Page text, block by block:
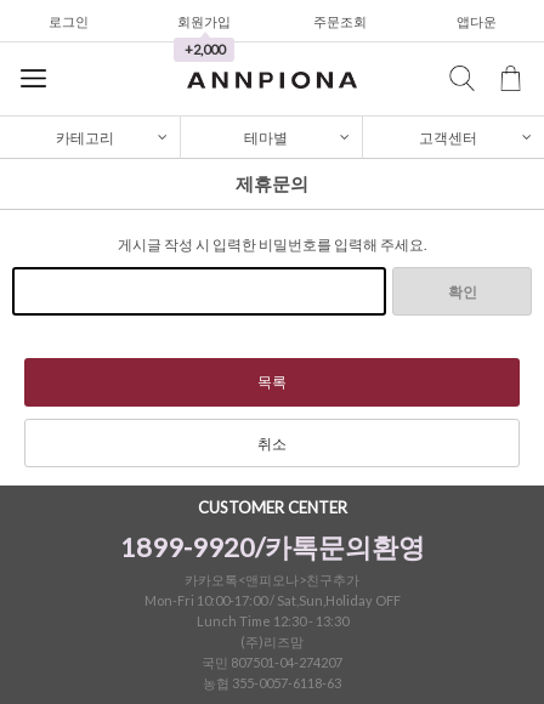
로그인
회원가입
+2,000
주문조회 앱다운
와이드팬츠
한정세일
셔츠&블라우스
가디건/니트
와이드팬츠
가디건/니트
와이드팬츠
한정세일
카테고리 테마별 고객센터
제휴문의
게시글 작성 시 입력한 비밀번호를 입력해 주세요.
확인
목록
취소
CUSTOMER CENTER
1899-9920/카톡문의환영
카카오톡<앤피오나>친구추가
Mon-Fri 10:00-17:00 / Sat,Sun,Holiday OFF
Lunch Time 12:30 - 13:30
(주)리즈맘
국민 807501-04-274207
농협 355-0057-6118-63